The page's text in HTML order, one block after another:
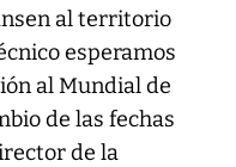
al territorio
esperamos
al Mundial de
de las fechas
de la